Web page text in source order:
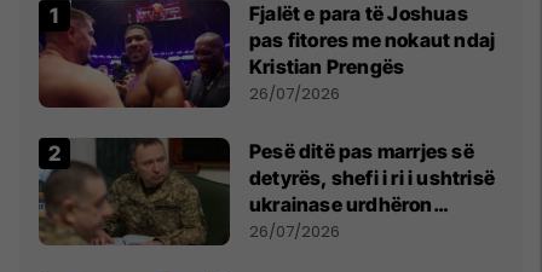
Fjalët e para të Joshuas
pas fitores me nokaut ndaj
Kristian Prengës
26/07/2026
Pesë ditë pas marrjes së
detyrës, shefi i ri i ushtrisë
ukrainase urdhëron
kontroll të madh
26/07/2026